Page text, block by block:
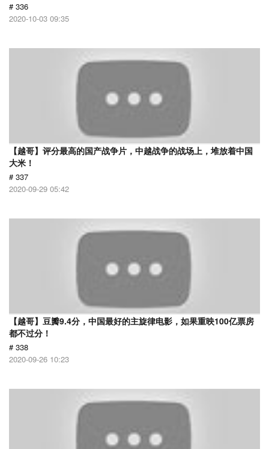
# 336
2020-10-03 09:35
【越哥】评分最高的国产战争片，中越战争的战场上，堆放着中国
大米！
# 337
2020-09-29 05:42
【越哥】豆瓣9.4分，中国最好的主旋律电影，如果重映100亿票房
都不过分！
# 338
2020-09-26 10:23